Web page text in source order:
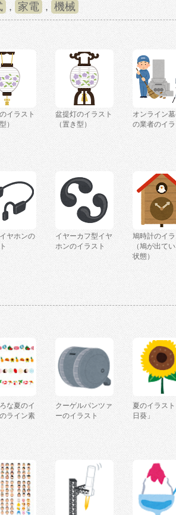
, 家電 , 機械
イラスト
）
盆提灯のイラスト
（置き型）
オンライン墓
の業者のイラ
ヤホンの
イヤーカフ型イヤ
ホンのイラスト
鳩時計のイラ
（鳩が出て
状態）
な夏のイ
ライン素
クーゲルパンツァ
ーのイラスト
夏のイラス
日葵」